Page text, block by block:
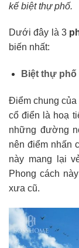
kế biệt thự phố.
Dưới đây là 3
biến nhất:
Biệt thự
Điểm chung của
cổ điển là hoạ
những đường
nên điểm nhấn
này mang lại
Phong cách
xưa cũ.